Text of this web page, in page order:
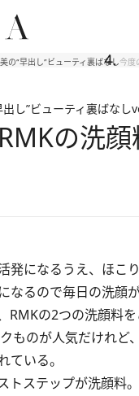
の“早出し”ビューティ裏ばなし今度
し”ビューティ裏ばなし
の洗顔
発になるうえ、ほこ
なるので毎日の洗顔
RMKの2つの洗顔料を
ものが人気だけれど
ている。
トステップが洗顔料